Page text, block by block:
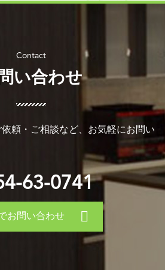
い合わせ
頼・ご相談など、お気軽にお問い
63-0741
お問い合わせ